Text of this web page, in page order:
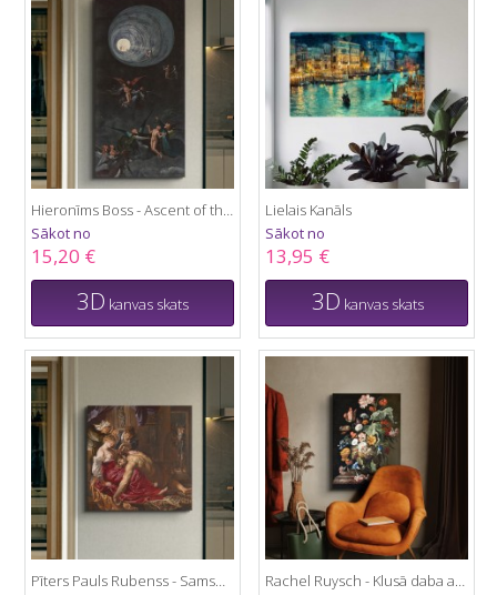
Hieronīms Boss - Ascent of the Blessed
Sākot no
15,20 €
3D kanvas skats
Lielais Kanāls
Sākot no
13,95 €
3D kanvas skats
Pīters Pauls Rubenss - Samsons un Delila
Rachel Ruysch - Klusā daba ar ziediem